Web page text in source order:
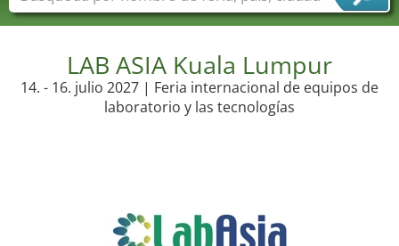
LAB ASIA Kuala Lumpur
14. - 16. julio 2027 | Feria internacional de equipos de
laboratorio y las tecnologías
Nombres de ferias Países
Ciudades
Sectores de proveedor de servicios